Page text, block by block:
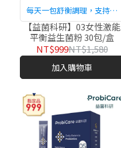
每天一包舒衡調理，支持女
性內在激能
【益菌科研】03女性激能
平衡益生菌粉 30包/盒
NT$999NT$1,580
加入購物車